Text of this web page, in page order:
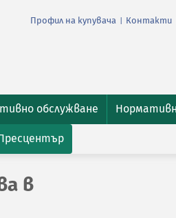
Профил на купувача Контакти
обслужване
в